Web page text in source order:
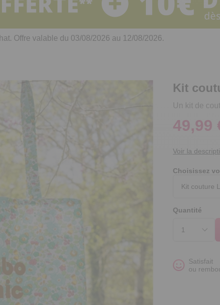
cuisine
intimité
Offre valable du 03/08/2026 au 12/08/2026.
Kit
Un kit de
49,99
Voir la
Choisissez
Quantité
Satisfait
ou